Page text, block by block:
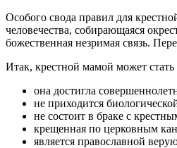
Особого свода правил для
человечества, собирающаяся
божественная незримая связь.
Итак, крестной мамой может
она достигла
не приходится
не состоит в браке с
крещенная по церковным
является православной